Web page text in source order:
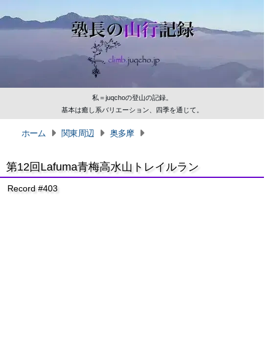
私＝juqchoの登山の記録。
基本は癒し系バリエーション、四季を通じて。
ホーム 関東周辺 奥多摩
第12回Lafuma青梅高水山トレイルラン
Record #403